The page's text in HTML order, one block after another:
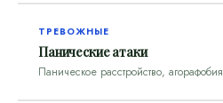
ТРЕВОЖНЫЕ
Панические атаки
Паническое расстройство, агорафобия